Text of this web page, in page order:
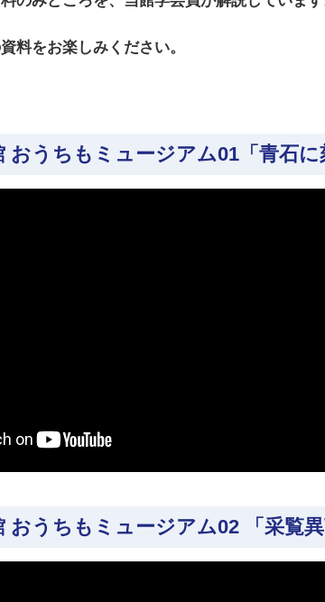
料をお楽しみください。
おうちもミュージアム01「青石
おうちもミュージアム02 「采覧